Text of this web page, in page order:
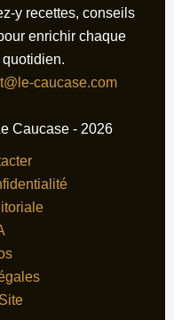
y recettes, conseils
enrichir chaque
caucase.com
Caucase - 2026